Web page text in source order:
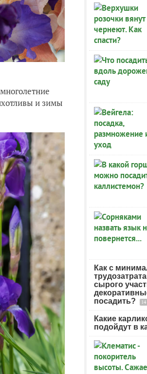
и зимы
Как с
сырого
посадить?
14
Какие
подойдут в